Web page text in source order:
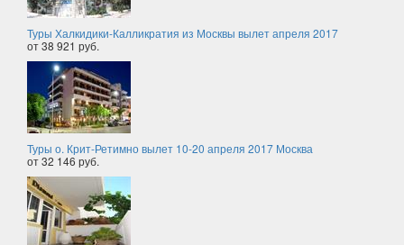
Туры Халкидики-Калликратия из Москвы вылет апреля 2017
от 38 921 руб.
Туры о. Крит-Ретимно вылет 10-20 апреля 2017 Москва
от 32 146 руб.